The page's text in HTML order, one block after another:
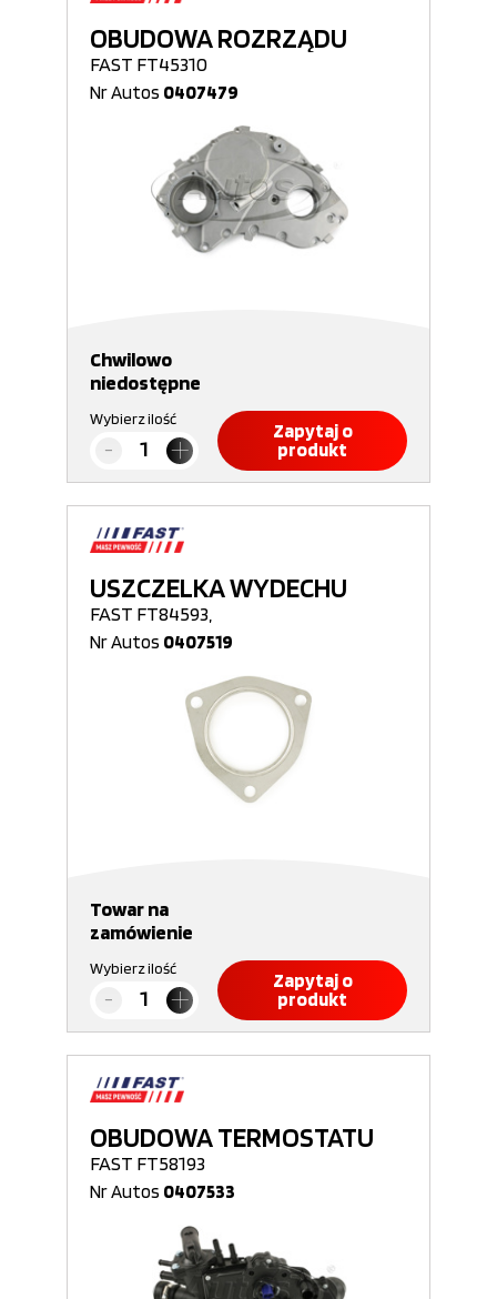
OBUDOWA ROZRZĄDU
FAST FT45310
Nr Autos 0407479
Chwilowo
niedostępne
Wybierz ilość
Zapytaj o
produkt
USZCZELKA WYDECHU
FAST FT84593,
Nr Autos 0407519
Towar na
zamówienie
Wybierz ilość
Zapytaj o
produkt
OBUDOWA TERMOSTATU
FAST FT58193
Nr Autos 0407533